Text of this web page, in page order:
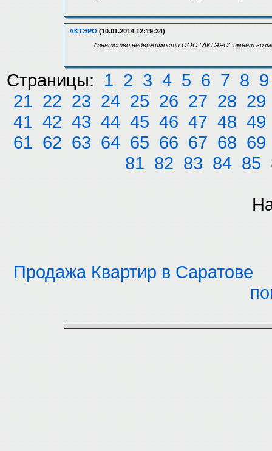
АКТЭРО (10.01.2014 12:19:34)
Агентство недвижимости ООО "АКТЭРО" имеет
Страницы: 1 2 3 4 5 6 7 8 9
21 22 23 24 25 26 27 28 29
41 42 43 44 45 46 47 48 49
61 62 63 64 65 66 67 68 69
81 82 83 84 85
Продажа Квартир в Саратове